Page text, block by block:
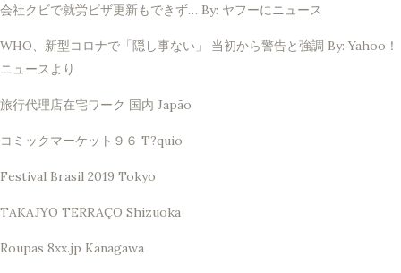
会社クビで就労ビザ更新もできず… By: ヤフーにニュース
WHO、新型コロナで「隠し事ない」 当初から警告と強調 By: Yahoo！
ニュースより
旅行代理店在宅ワーク 国内 Japão
コミックマーケット９６ T?quio
Festival Brasil 2019 Tokyo
TAKAJYO TERRAÇO Shizuoka
Roupas 8xx.jp Kanagawa